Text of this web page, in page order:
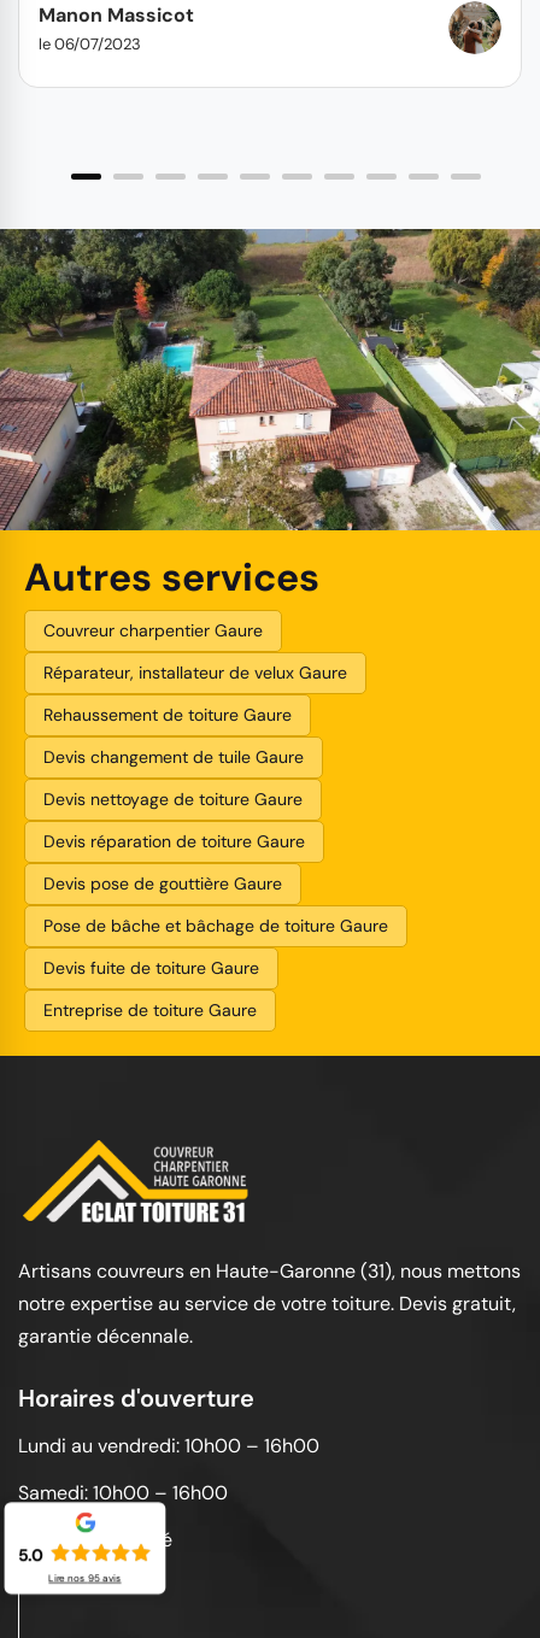
Manon Massicot
le 06/07/2023
Autres services
Couvreur charpentier Gaure
Réparateur, installateur de velux Gaure
Rehaussement de toiture Gaure
Devis changement de tuile Gaure
Devis nettoyage de toiture Gaure
Devis réparation de toiture Gaure
Devis pose de gouttière Gaure
Pose de bâche et bâchage de toiture Gaure
Devis fuite de toiture Gaure
Entreprise de toiture Gaure
Artisans couvreurs en Haute-Garonne (31), nous mettons
notre expertise au service de votre toiture. Devis gratuit,
garantie décennale.
Horaires d'ouverture
Lundi au vendredi: 10h00 – 16h00
Samedi: 10h00 – 16h00
Dimanche: Fermé
5.0
Lire nos 95avis